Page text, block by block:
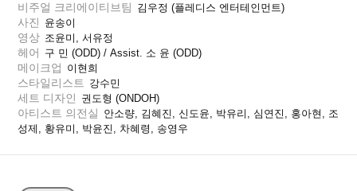
비주얼 크리에이티브팀 김우정 (플레디스 엔터테인먼트)
사진 윤송이
영상 조윤미, 서유정
헤어 구 민 (ODD) / Assist. 소 윤 (ODD)
메이크업 이현희
스타일리스트 강수민
세트 디자인 권도형 (ONDOH)
아티스트 의전실 안소량, 김혜진, 신도윤, 박유리, 심연진, 홍아현, 조
성제, 황유미, 박윤진, 차혜령, 송영우